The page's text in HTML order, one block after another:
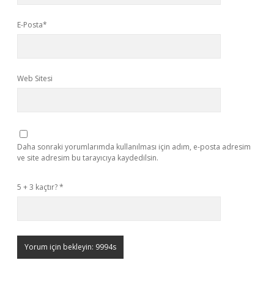
E-Posta*
Web Sitesi
Daha sonraki yorumlarımda kullanılması için adım, e-posta adresim
ve site adresim bu tarayıcıya kaydedilsin.
5 + 3 kaçtır?*